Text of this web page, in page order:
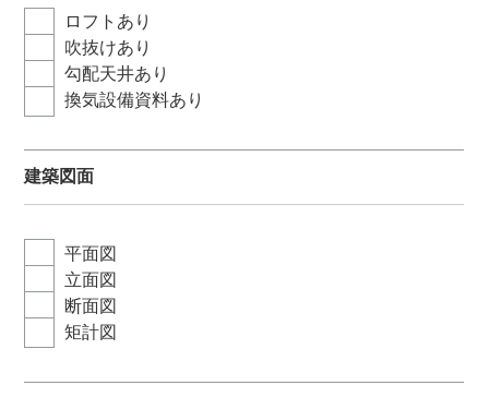
ロフトあり
吹抜けあり
勾配天井あり
換気設備資料あり
建築図面
平面図
立面図
断面図
矩計図